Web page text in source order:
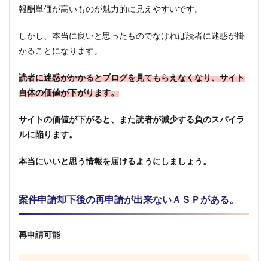
報酬単価が高いものが魅力的に見えやすいです。
しかし、本当に良いと思ったものでなければ読者に迷惑が掛
かることになります。
読者に迷惑がかかるとブログを見てもらえなくなり、サイト
自体の価値が下がります。
サイトの価値が下がると、また読者が減少する負のスパイラ
ルに陥ります。
本当にいいと思う情報を届けるようにしましょう。
案件申請却下後の再申請が出来ないＡＳＰがある。
再申請可能